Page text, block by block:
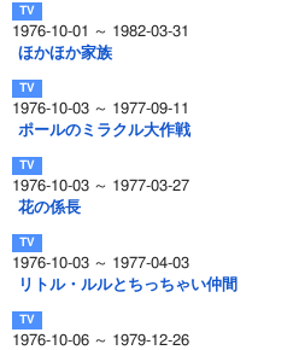
1976-10-01 ～ 1982-03-31
ほかほか家族
1976-10-03 ～ 1977-09-11
ポールのミラクル大作戦
1976-10-03 ～ 1977-03-27
花の係長
1976-10-03 ～ 1977-04-03
リトル・ルルとちっちゃい仲間
1976-10-06 ～ 1979-12-26